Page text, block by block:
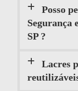
Posso
Segurança
SP ?
Lacres